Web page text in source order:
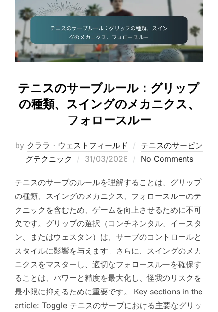
テニスのサーブルール：グリップ
の種類、スイングのメカニクス、
フォロースルー
by クララ・ウェストフィールド
テニスのサービン
グテクニック
Posted
31/03/2026 No Comments
テニスのサーブのルールを理解することは、グリップ
の種類、スイングのメカニクス、フォロースルーのテ
クニックを含むため、ゲームを向上させるために不可
欠です。グリップの選択（コンチネンタル、イースタ
ン、またはウェスタン）は、サーブのコントロールと
スタイルに影響を与えます。さらに、スイングのメカ
ニクスをマスターし、適切なフォロースルーを確保す
ることは、パワーと精度を最大化し、怪我のリスクを
最小限に抑えるために重要です。 Key sections in the
article: Toggle テニスのサーブにおける主要なグリッ